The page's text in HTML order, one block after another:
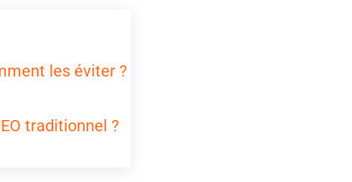
les éviter ?
traditionnel ?